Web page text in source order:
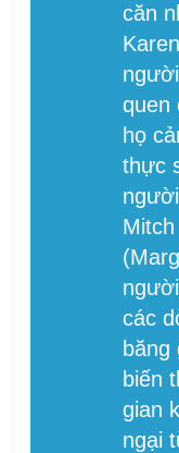
căn
quen
họ
thực
các
băng
biến
gian
ngại